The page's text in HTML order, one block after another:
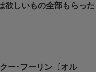
欲しいもの全部もらった
ー･フーリン〔オル